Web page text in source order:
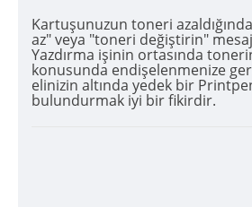
Kartuşunuzun toneri
az" veya "toneri değiştirin"
Yazdırma işinin ortasında
konusunda endişelenmenize
elinizin altında yedek bir
bulundurmak iyi bir fikirdir.